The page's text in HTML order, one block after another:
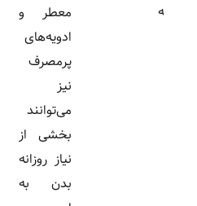
معطر و
ادویه‌های
پرمصرف
می‌توانند
بخشی از
نیاز روزانه
بدن به